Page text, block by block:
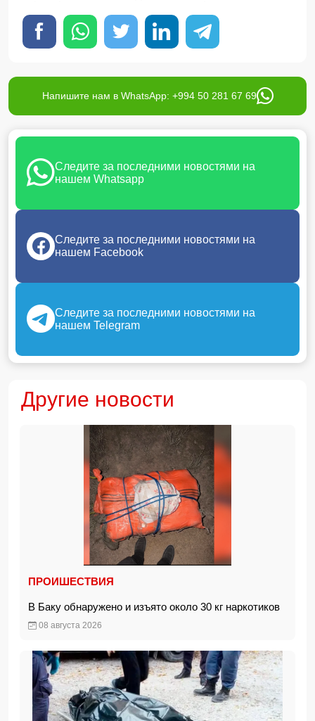
Напишите нам в WhatsApp: +994 50 281 67 69
Следите за последними новостями на
нашем Whatsapp
Следите за последними новостями на
нашем Facebook
Следите за последними новостями на
нашем Telegram
Другие новости
ПРОИШЕСТВИЯ
В Баку обнаружено и изъято около 30 кг наркотиков
08 августа 2026